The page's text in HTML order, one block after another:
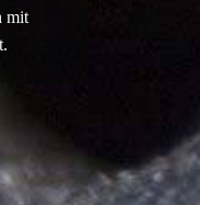
mit